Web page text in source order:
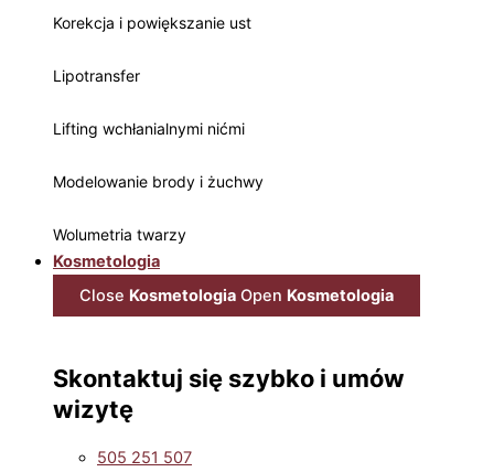
Korekcja i powiększanie ust
Lipotransfer
Lifting wchłanialnymi nićmi
Modelowanie brody i żuchwy
Wolumetria twarzy
Kosmetologia
Close Kosmetologia Open Kosmetologia
Skontaktuj się szybko i umów
wizytę
505 251 507